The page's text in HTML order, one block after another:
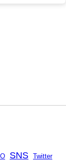
SNS Twitter